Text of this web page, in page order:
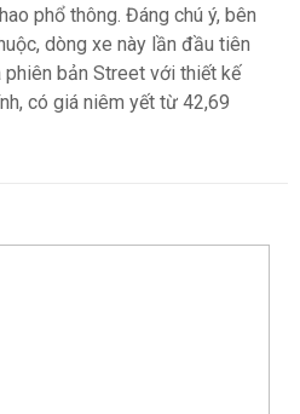
phổ thông. Đáng chú ý, bên
dòng xe này lần đầu tiên
bản Street với thiết kế
có giá niêm yết từ 42,69